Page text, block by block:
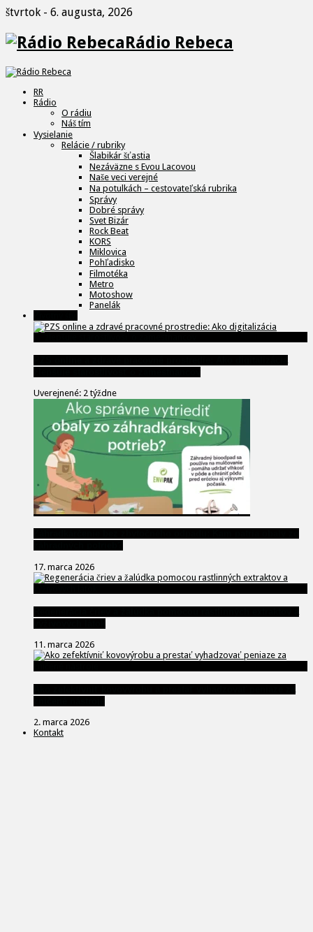
štvrtok - 6. augusta, 2026
Rádio Rebeca
RR
Rádio
O rádiu
Náš tím
Vysielanie
Relácie / rubriky
Šlabikár šťastia
Nezáväzne s Evou Lacovou
Naše veci verejné
Na potulkách – cestovateľská rubrika
Správy
Dobré správy
Svet Bizár
Rock Beat
KORS
Miklovica
Pohľadisko
Filmotéka
Metro
Motoshow
Panelák
Uverejnené: 2 týždne
17. marca 2026
11. marca 2026
2. marca 2026
Kontakt